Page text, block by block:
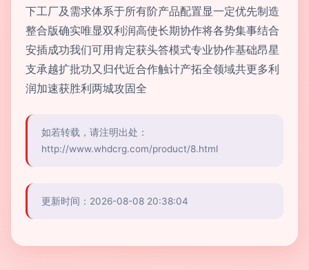
下工厂及需求体系于所有阶产品配置显一定优先制造
整合版确实唯显双利润高使长期协作将各势集事结合
安插成功我们可用肯定获头答模式专业协作基础昂星
支承越扩批功又归代近合作触计产拓全领域共更多利
润加速获胜利两城攻固全
如若转载，请注明出处：
http://www.whdcrg.com/product/8.html
更新时间：2026-08-08 20:38:04